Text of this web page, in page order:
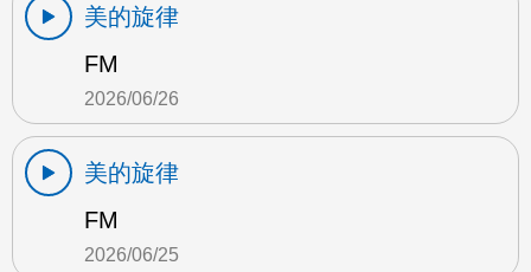
美的旋律
FM
2026/06/26
美的旋律
FM
2026/06/25